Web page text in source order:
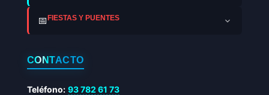
📅FIESTAS Y PUENTES
CONTACTO
Teléfono: 93 782 61 73